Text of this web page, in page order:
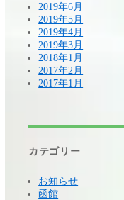
2019年6月
2019年5月
2019年4月
2019年3月
2018年1月
2017年2月
2017年1月
カテゴリー
お知らせ
函館